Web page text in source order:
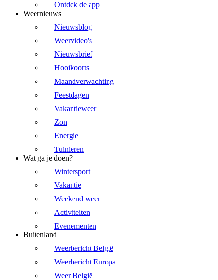
Ontdek de app
Weernieuws
Nieuwsblog
Weervideo's
Nieuwsbrief
Hooikoorts
Maandverwachting
Feestdagen
Vakantieweer
Zon
Energie
Tuinieren
Wat ga je doen?
Wintersport
Vakantie
Weekend weer
Activiteiten
Evenementen
Buitenland
Weerbericht België
Weerbericht Europa
Weer België